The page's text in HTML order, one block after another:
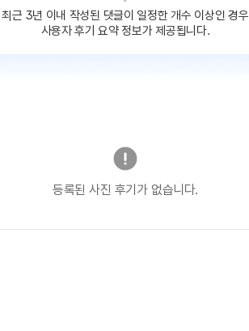
최근 3년 이내 작성된 댓글이 일정한 개수 이상인 경우
사용자 후기 요약 정보가 제공됩니다.
등록된 사진 후기가 없습니다.